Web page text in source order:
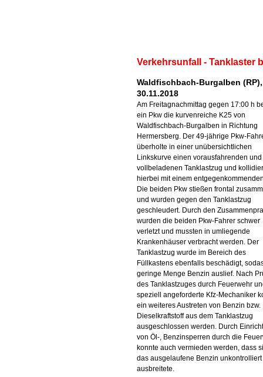
Verkehrsunfall - Tanklaster
Waldfischbach-Burgalben (RP),
30.11.2018
Am Freitagnachmittag gegen 17:00 h
ein Pkw die kurvenreiche K25 von
Waldfischbach-Burgalben in Richtung
Hermersberg. Der 49-jährige Pkw-
überholte in einer unübersichtlichen
Linkskurve einen vorausfahrenden und
vollbeladenen Tanklastzug und
hierbei mit einem
Die beiden Pkw stießen frontal
und wurden gegen den Tanklastzug
geschleudert. Durch den
wurden die beiden Pkw-Fahrer schwer
verletzt und mussten in umliegende
Krankenhäuser verbracht werden. Der
Tanklastzug wurde im Bereich des
Füllkastens ebenfalls beschädigt,
geringe Menge Benzin auslief. Nach
des Tanklastzuges durch Feuerwehr
speziell angeforderte Kfz-Mechaniker
ein weiteres Austreten von Benzin bzw.
Dieselkraftstoff aus dem Tanklastzug
ausgeschlossen werden. Durch
von Öl-, Benzinsperren durch die
konnte auch vermieden werden, dass
das ausgelaufene Benzin unkontrolliert
ausbreitete.